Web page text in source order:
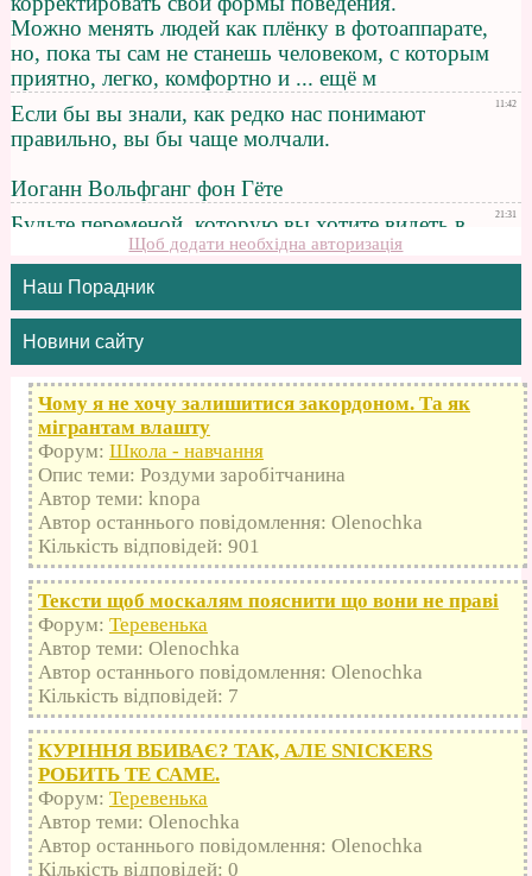
Щоб додати необхідна авторизація
Наш Порадник
Новини сайту
Чому я не хочу залишитися закордоном. Та як
мігрантам влашту
Форум: Школа - навчання
Опис теми: Роздуми заробітчанина
Автор теми: knopa
Автор останнього повідомлення: Olenochka
Кількість відповідей: 901
Тексти щоб москалям пояснити що вони не праві
Форум: Теревенька
Автор теми: Olenochka
Автор останнього повідомлення: Olenochka
Кількість відповідей: 7
КУРІННЯ ВБИВАЄ? ТАК, АЛЕ SNICKERS
РОБИТЬ ТЕ САМЕ.
Форум: Теревенька
Автор теми: Olenochka
Автор останнього повідомлення: Olenochka
Кількість відповідей: 0